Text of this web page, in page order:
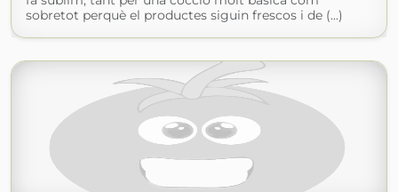
sobretot perquè el productes siguin frescos i de (...)